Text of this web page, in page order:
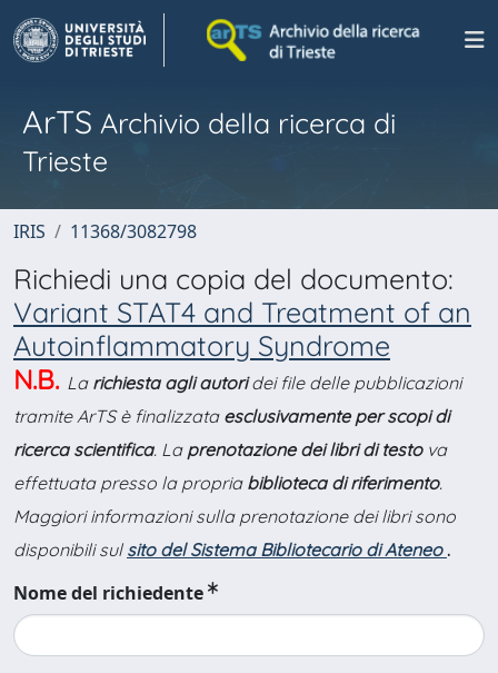
ArTS Archivio della ricerca di
Trieste
IRIS 11368/3082798
Richiedi una copia del documento:
Variant STAT4 and Treatment of an
Autoinflammatory Syndrome
N.B. La richiesta agli autoridei file delle pubblicazioni
tramite ArTS è finalizzata esclusivamente per scopi di
ricerca scientifica. La prenotazione dei libri di testova
effettuata presso la propria biblioteca di riferimento.
Maggiori informazioni sulla prenotazione dei libri sono
disponibili sul sito del Sistema Bibliotecario di Ateneo .
Nome del richiedente